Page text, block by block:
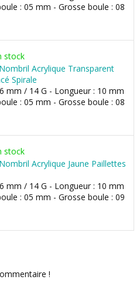
: 05 mm - Grosse boule : 08
stock
Acrylique Transparent
Spirale
mm / 14 G - Longueur : 10 mm
: 05 mm - Grosse boule : 08
stock
Acrylique Jaune Paillettes
mm / 14 G - Longueur : 10 mm
: 05 mm - Grosse boule : 09
!